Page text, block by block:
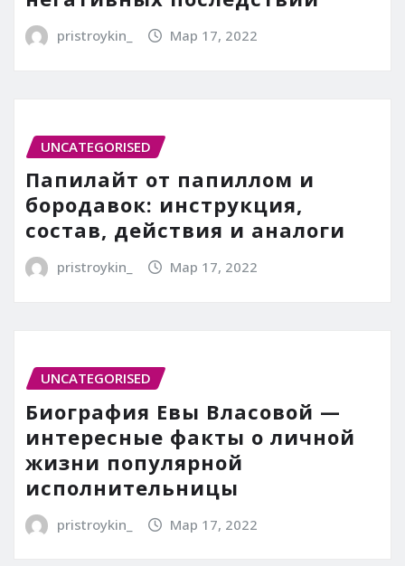
pristroykin_ Мар 17, 2022
UNCATEGORISED
Папилайт от папиллом и
бородавок: инструкция,
состав, действия и аналоги
pristroykin_ Мар 17, 2022
UNCATEGORISED
Биография Евы Власовой —
интересные факты о личной
жизни популярной
исполнительницы
pristroykin_ Мар 17, 2022